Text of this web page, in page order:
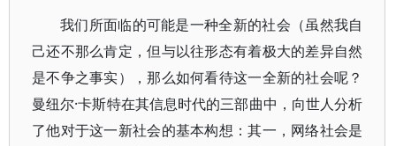
我们所面临的可能是一种全新的社会（虽然我自
己还不那么肯定，但与以往形态有着极大的差异自然
是不争之事实），那么如何看待这一全新的社会呢？
曼纽尔·卡斯特在其信息时代的三部曲中，向世人分析
了他对于这一新社会的基本构想：其一，网络社会是